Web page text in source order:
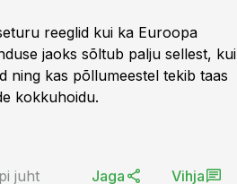
reeglid kui ka Euroopa
jaoks sõltub palju sellest, kui
ning kas põllumeestel tekib taas
kokkuhoidu.
juht Jaga Vihja